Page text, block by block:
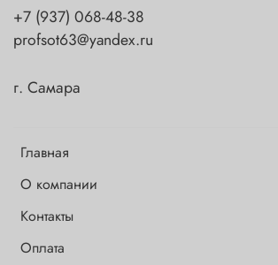
Главная
О компании
Контакты
Оплата
+7 (937) 068-48-38
profsot63@yandex.ru
г. Самара